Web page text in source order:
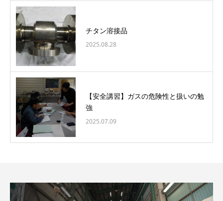
チタン溶接品
2025.08.28
【安全講習】ガスの危険性と扱いの勉
強
2025.07.09